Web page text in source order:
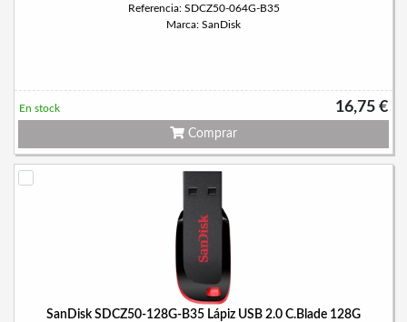
Referencia: SDCZ50-064G-B35
Marca: SanDisk
16,75 €
En stock
Comprar
SanDisk SDCZ50-128G-B35 Lápiz USB 2.0 C.Blade 128G